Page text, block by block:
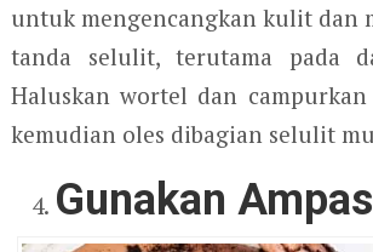
untuk mengencangkan kulit dan
tanda selulit, terutama pada
Haluskan wortel dan
kemudian oles dibagian selulit
Gunakan